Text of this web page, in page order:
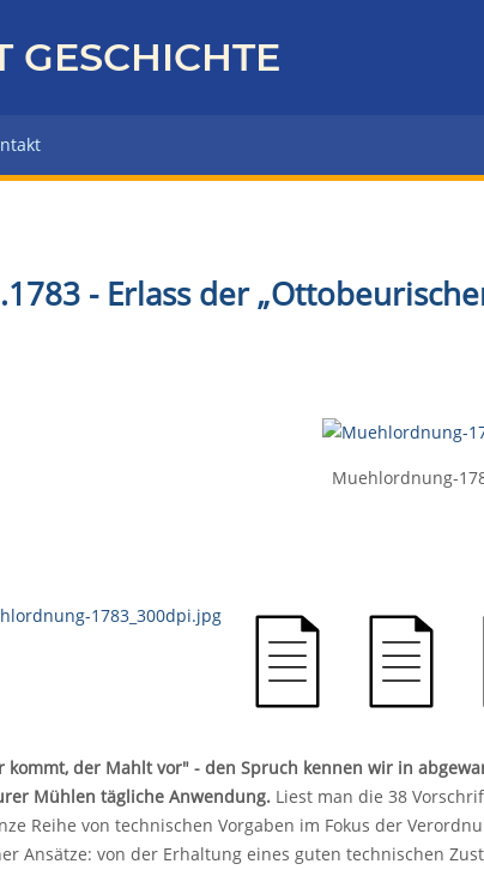
GESCHICHTE
- Erlassder
Muehlordnung-
kommt, der Mahlt vor" - den Spruch kennen wir in
Mühlen tägliche Anwendung.Liest man die 38
Reihe von technischen Vorgaben im Fokus der
Ansätze: von der Erhaltung eines guten technischen